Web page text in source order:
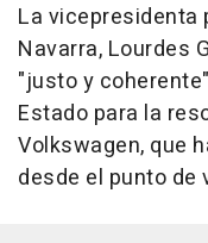
La vicepresidenta
Navarra, Lourdes
"justo y
Estado para la
Volkswagen, que
desde el punto de